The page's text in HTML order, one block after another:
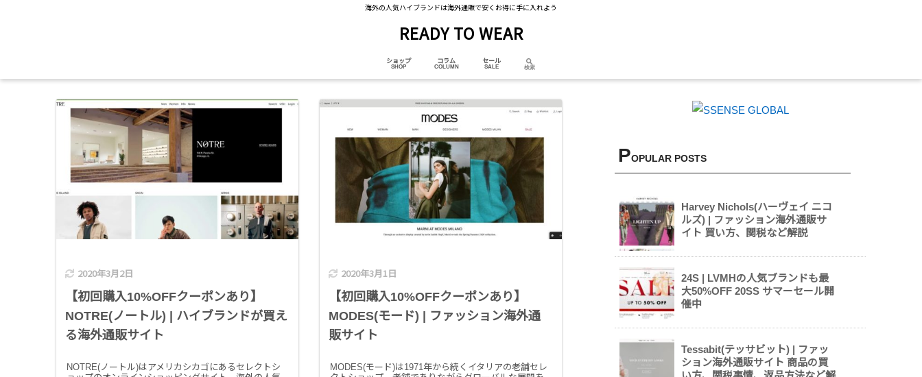
海外の人気ハイブランドは海外通販で安くお得に手に入れよう
READY TO WEAR
ショップ コラム セール
2020年3月2日
【初回購入10%OFFクーポンあり】
NOTRE(ノートル) | ハイブランドが買え
る海外通販サイト
NOTRE(ノートル)はアメリカシカゴにあるセレクトシ
2020年3月1日
【初回購入10%OFFクーポンあり】
MODES(モード) | ファッション海外通
販サイト
MODES(モード)は1971年から続くイタリアの老舗セレ
POPULAR POSTS
Harvey Nichols(ハーヴェイ ニコ
ルズ) | ファッション海外通販サ
イト 買い方、関税など解説
24S | LVMHの人気ブランドも最
大50%OFF 20SS サマーセール開
催中
Tessabit(テッサビット) | ファッ
ション海外通販サイト 商品の買